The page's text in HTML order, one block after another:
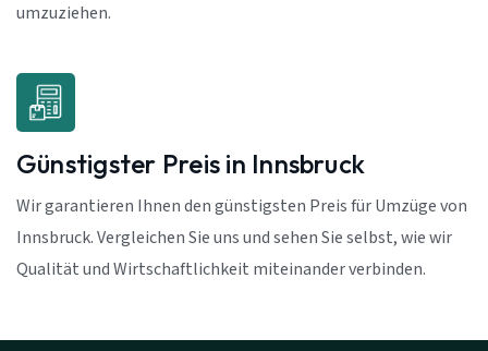
umzuziehen.
Günstigster Preis in Innsbruck
Wir garantieren Ihnen den günstigsten Preis für Umzüge von
Innsbruck. Vergleichen Sie uns und sehen Sie selbst, wie wir
Qualität und Wirtschaftlichkeit miteinander verbinden.